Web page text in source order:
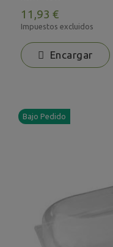
11,93 €
Impuestos excluidos
Encargar
Bajo Pedido